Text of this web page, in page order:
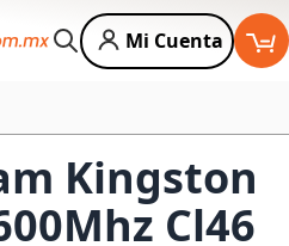
Buscar
Mi Cuenta
Kingston
Cl46